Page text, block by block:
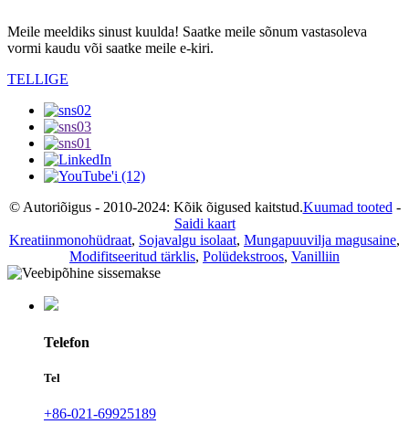
Meile meeldiks sinust kuulda! Saatke meile sõnum vastasoleva
vormi kaudu või saatke meile e-kiri.
TELLIGE
© Autoriõigus - 2010-2024: Kõik õigused kaitstud.Kuumad tooted-
Saidi kaart
Kreatiinmonohüdraat, Sojavalgu isolaat, Mungapuuvilja magusaine,
Modifitseeritud tärklis, Polüdekstroos, Vanilliin
Telefon
Tel
+86-021-69925189